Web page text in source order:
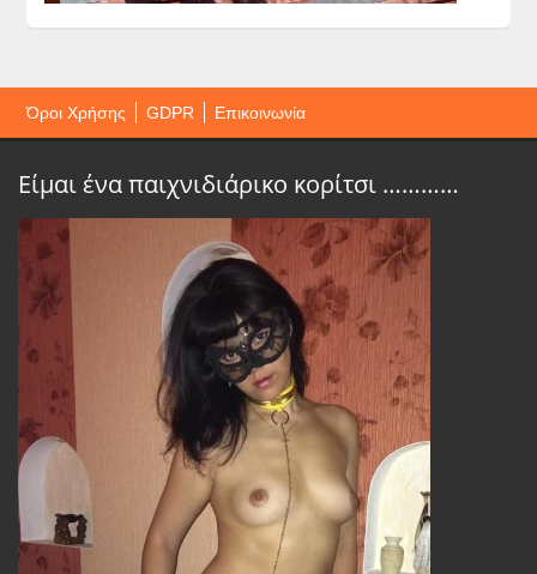
Όροι Χρήσης GDPR Επικοινωνία
Είμαι ένα παιχνιδιάρικο κορίτσι …………